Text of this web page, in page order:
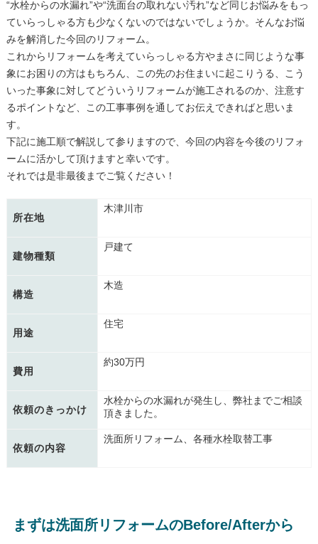
“水栓からの水漏れ”や“洗面台の取れない汚れ”など同じお悩みをもっ
ていらっしゃる方も少なくないのではないでしょうか。そんなお悩
みを解消した今回のリフォーム。
これからリフォームを考えていらっしゃる方やまさに同じような事
象にお困りの方はもちろん、この先のお住まいに起こりうる、こう
いった事象に対してどういうリフォームが施工されるのか、注意す
るポイントなど、この工事事例を通してお伝えできればと思いま
す。
下記に施工順で解説して参りますので、今回の内容を今後のリフォ
ームに活かして頂けますと幸いです。
それでは是非最後までご覧ください！
所在地
木津川市
建物種類
戸建て
構造
木造
用途
住宅
費用
約30万円
依頼のきっかけ
水栓からの水漏れが発生し、弊社までご相談
頂きました。
依頼の内容
洗面所リフォーム、各種水栓取替工事
まずは洗面所リフォームのBefore/Afterから